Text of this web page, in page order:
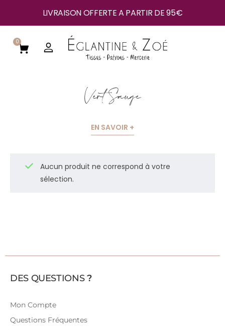
LIVRAISON OFFERTE A PARTIR DE 95€
0
Vert Sauge
EN SAVOIR +
Aucun produit ne correspond à votre
sélection.
DES QUESTIONS?
Mon Compte
Questions Fréquentes